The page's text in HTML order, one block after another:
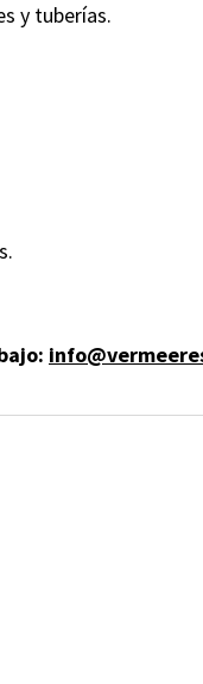
y tuberías.